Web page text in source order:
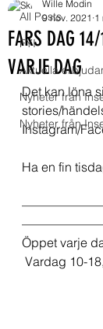
All Posts
FYI
Aktuella
Nyheter från
Nyheter från
FARS DAG
VARJE DAG
Wille Modin
9 nov. 2021 1
Det kan löna
stories/
Instagram/
Ha en fin
Öppet varje
Vardag 10-